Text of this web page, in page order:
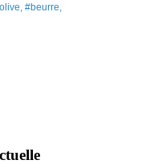
#beurre,